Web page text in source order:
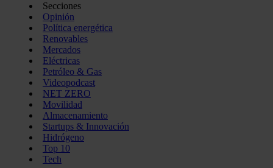
Secciones
Opinión
Política energética
Renovables
Mercados
Eléctricas
Petróleo & Gas
Videopodcast
NET ZERO
Movilidad
Almacenamiento
Startups & Innovación
Hidrógeno
Top 10
Tech